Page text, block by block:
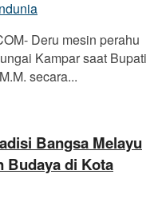
Deru mesin perahu
Kampar saat Bupati
secara...
Bangsa Melayu
Budaya di Kota